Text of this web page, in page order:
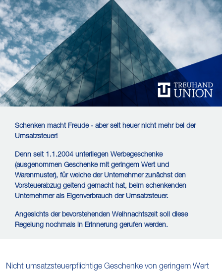
Schenken macht Freude - aber seit heuer nicht mehr bei der
Umsatzsteuer!
Denn seit 1.1.2004 unterliegen Werbegeschenke
(ausgenommen Geschenke mit geringem Wert und
Warenmuster), für welche der Unternehmer zunächst den
Vorsteuerabzug geltend gemacht hat, beim schenkenden
Unternehmer als Eigenverbrauch der Umsatzsteuer.
Angesichts der bevorstehenden Weihnachtszeit soll diese
Regelung nochmals in Erinnerung gerufen werden.
Nicht umsatzsteuerpflichtige Geschenke von geringem Wert